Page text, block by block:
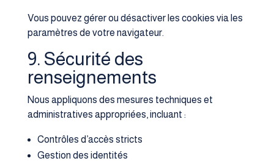
Vous pouvez gérer ou désactiver les cookies via les
paramètres de votre navigateur.
9. Sécurité des
renseignements
Nous appliquons des mesures techniques et
administratives appropriées, incluant :
Contrôles d’accès stricts
Gestion des identités